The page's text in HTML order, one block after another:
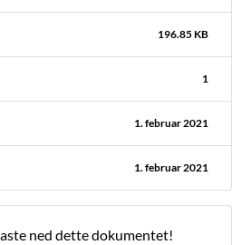
196.85 KB
1
1. februar 2021
1. februar 2021
ned dette dokumentet!